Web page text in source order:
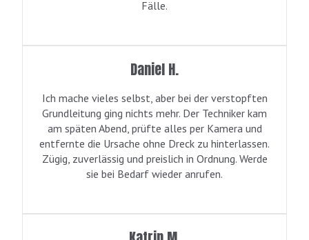
Fälle.
Daniel H.
Ich mache vieles selbst, aber bei der verstopften
Grundleitung ging nichts mehr. Der Techniker kam
am späten Abend, prüfte alles per Kamera und
entfernte die Ursache ohne Dreck zu hinterlassen.
Zügig, zuverlässig und preislich in Ordnung. Werde
sie bei Bedarf wieder anrufen.